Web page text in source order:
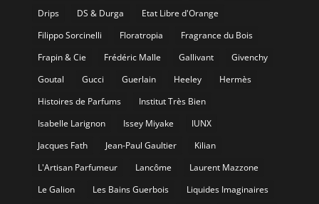
Drips
DS & Durga
Etat Libre d'Orange
Filippo Sorcinelli
Floratropia
Fragrance du Bois
Frapin & Cie
Frédéric Malle Gallivant
Givenchy
Goutal
Gucci Guerlain Heeley
Hermès
Histoires de Parfums
Institut Très Bien
Isabelle Larignon
Issey Miyake
IUNX
Jacques Fath
Jean-Paul Gaultier
Kilian
L'Artisan Parfumeur
Lancôme
Laurent Mazzone
Le Galion
Les Bains Guerbois
Liquides Imaginaires